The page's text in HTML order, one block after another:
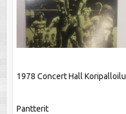
1978 Concert Hall Koripalloilu
Pantterit